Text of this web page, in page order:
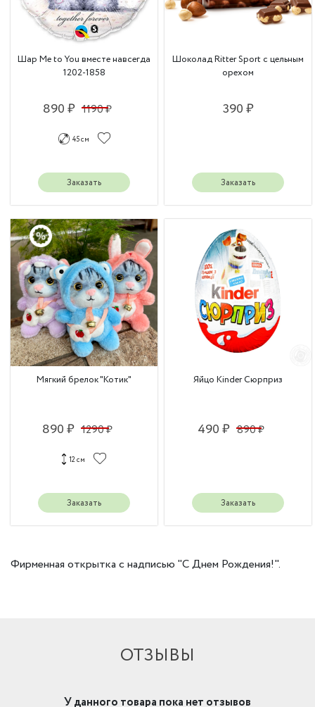
Шар Me to You вместе навсегда
1202-1858
890 ₽ 1190 ₽
45 см
Заказать
Шоколад Ritter Sport с цельным
орехом
390 ₽
Заказать
Мягкий брелок "Котик"
890 ₽ 1290 ₽
12 см
Заказать
Яйцо Kinder Сюрприз
490 ₽ 890 ₽
Заказать
Фирменная открытка с надписью "С Днем Рождения!".
ОТЗЫВЫ
У данного товара пока нет отзывов